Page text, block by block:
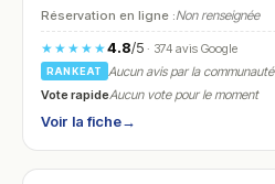
Réservation en ligne :Non renseignée
★★★★★4.8/5· 374 avis Google
RANKEAT
Aucun avis par la communauté
Vote rapideAucun vote pour le moment
Voir la fiche→